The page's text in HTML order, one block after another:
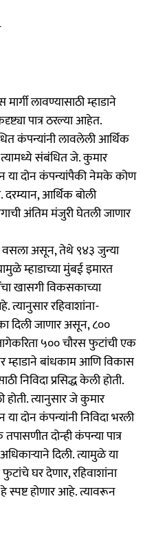
लावण्यासाठी म्हाडाने
पात्र ठरल्या आहेत.
कंपन्यांनी लावलेली आर्थिक
संबंधित जे. कुमार
या दोन कंपन्यांपैकी नेमके कोण
आर्थिक बोली
अंतिम मंजुरी घेतली जाणार
वसला असून, तेथे ९४३ जुन्या
म्हाडाच्या मुंबई इमारत
खासगी विकसकाच्या
रहिवाशांना-
दिली जाणार असून, ८००
५०० चौरस फुटांची एक
म्हाडाने बांधकाम आणि विकास
निविदा प्रसिद्ध केली होती.
त्यानुसार जे कुमार
दोन कंपन्यांनी निविदा भरली
दोन्ही कंपन्या पात्र
दिली. त्यामुळे या
घर देणार, रहिवाशांना
स्पष्ट होणार आहे. त्यावरून